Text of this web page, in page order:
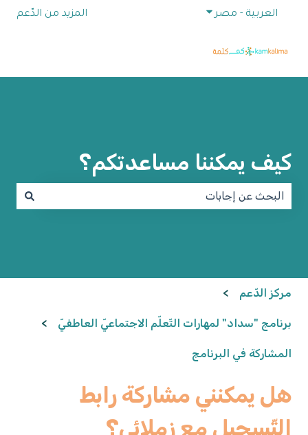
العربية - مصر إظهار القائمة الفرعية للترجماتالمزيد من الدّعم
كيف يمكننا مساعدتكم؟
مركز الدّعم
برنامج "سداد" لمهارات التّعلّم الاجتماعيّ العاطفيّ
المشاركة في البرنامج
هل يمكنني مشاركة رابط
التّسجيل مع زملائي؟